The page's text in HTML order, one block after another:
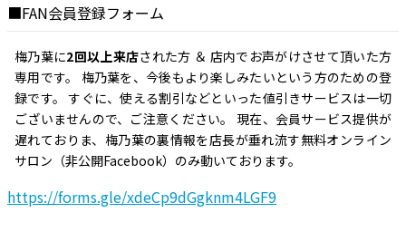
■FAN会員登録フォーム
梅乃葉に2回以上来店された方 ＆ 店内でお声がけさせて頂いた方
専用です。 梅乃葉を、今後もより楽しみたいという方のための登
録です。 すぐに、使える割引などといった値引きサービスは一切
ございませんので、ご注意ください。 現在、会員サービス提供が
遅れておりま、梅乃葉の裏情報を店長が垂れ流す無料オンライン
サロン（非公開Facebook）のみ動いております。
https://forms.gle/xdeCp9dGgknm4LGF9